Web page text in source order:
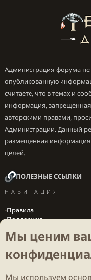
Администрация форума не
опубликованную
считаете, что в темах и
информация,
авторскими правами,
Администрации. Данный
размещенная
целей.
ПОЛЕЗНЫЕ ССЫЛКИ
НАВИГАЦИЯ
Правила
Поддержка
Локализация игр
Мы ценим
Мы используем